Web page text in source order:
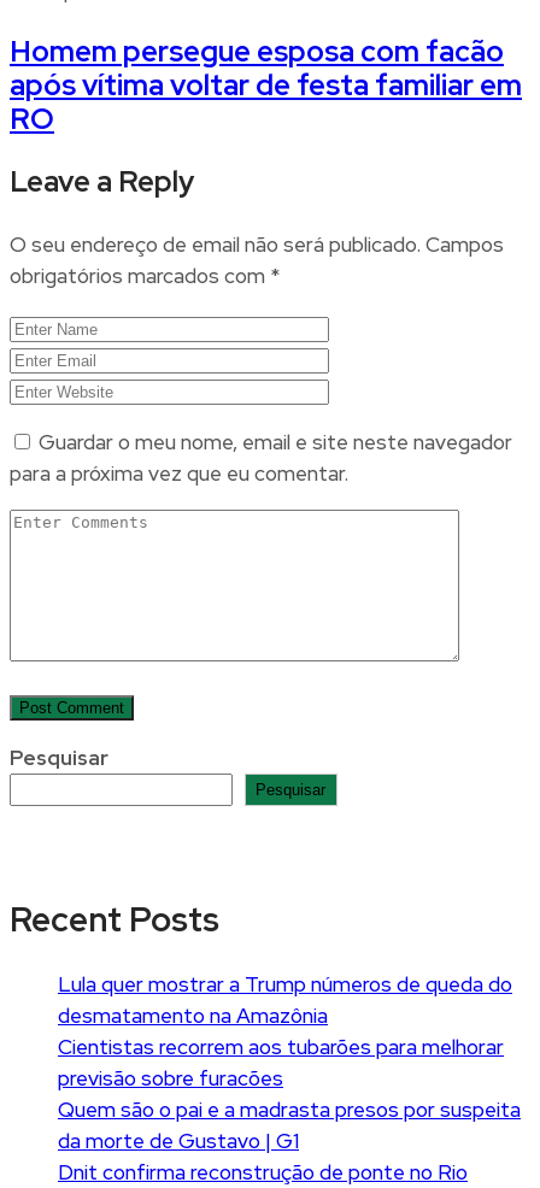
Homem persegue esposa com facão
após vítima voltar de festa familiar em
RO
Leave a Reply
O seu endereço de email não será publicado. Campos
obrigatórios marcados com *
Guardar o meu nome, email e site neste navegador
para a próxima vez que eu comentar.
Pesquisar
Pesquisar
Recent Posts
Lula quer mostrar a Trump números de queda do
desmatamento na Amazônia
Cientistas recorrem aos tubarões para melhorar
previsão sobre furacões
Quem são o pai e a madrasta presos por suspeita
da morte de Gustavo | G1
Dnit confirma reconstrução de ponte no Rio